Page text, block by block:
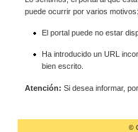
puede ocurrir por varios motivos:
El portal puede no estar
Ha introducido un URL
bien escrito.
Atención: Si desea informar,
©